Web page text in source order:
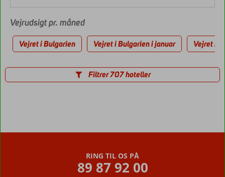
Vejrudsigt pr. måned
Vejret i Bulgarien Vejret i Bulgarien i januar Vejret i
Filtrer 707 hoteller
RING TIL OS PÅ
89 87 92 00